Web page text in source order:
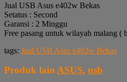
Jual USB Asus e402w Bekas
Setatus : Second
Garansi : 2 Minggu
Free pasang untuk wilayah malang (
tags: Jual USB Asus e402w Bekas
Produk lainASUS, usb